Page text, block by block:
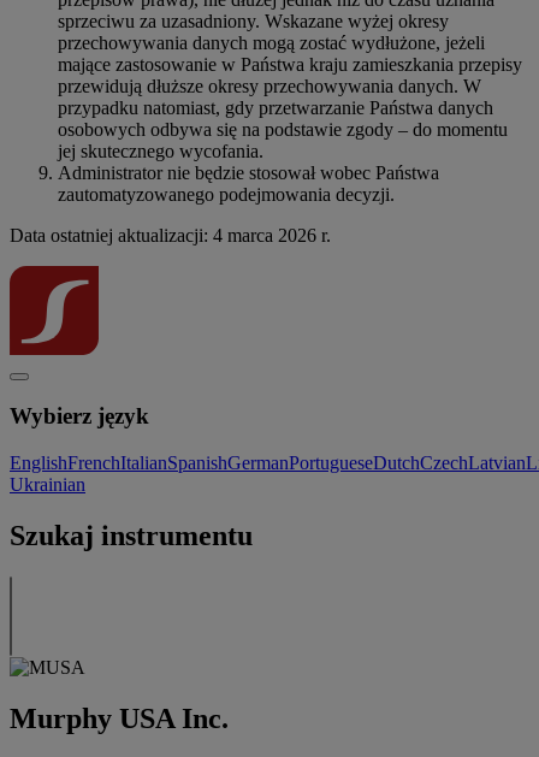
sprzeciwu za uzasadniony. Wskazane wyżej okresy
przechowywania danych mogą zostać wydłużone, jeżeli
mające zastosowanie w Państwa kraju zamieszkania przepisy
przewidują dłuższe okresy przechowywania danych. W
przypadku natomiast, gdy przetwarzanie Państwa danych
osobowych odbywa się na podstawie zgody – do momentu
jej skutecznego wycofania.
Administrator nie będzie stosował wobec Państwa
zautomatyzowanego podejmowania decyzji.
Data ostatniej aktualizacji: 4 marca 2026 r.
Wybierz język
EnglishFrenchItalianSpanishGermanPortugueseDutchCzechLatvian
Ukrainian
Szukaj instrumentu
Murphy USA Inc.